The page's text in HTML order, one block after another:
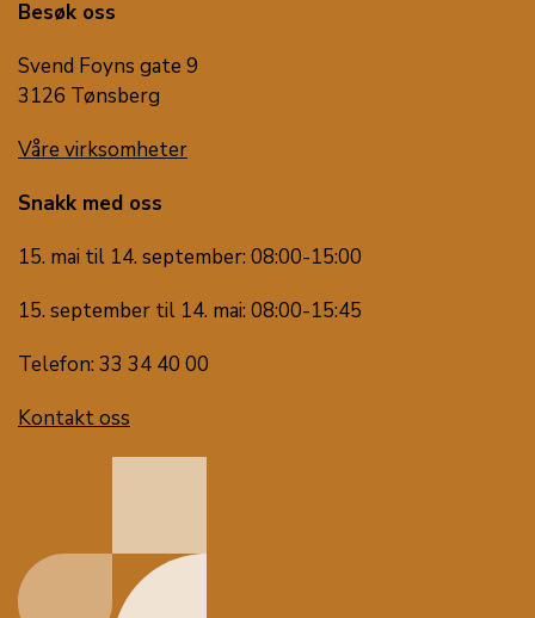
Besøk oss
Svend Foyns gate 9
3126 Tønsberg
Våre virksomheter
Snakk med oss
15. mai til 14. september: 08:00-15:00
15. september til 14. mai: 08:00-15:45
Telefon: 33 34 40 00
Kontakt oss